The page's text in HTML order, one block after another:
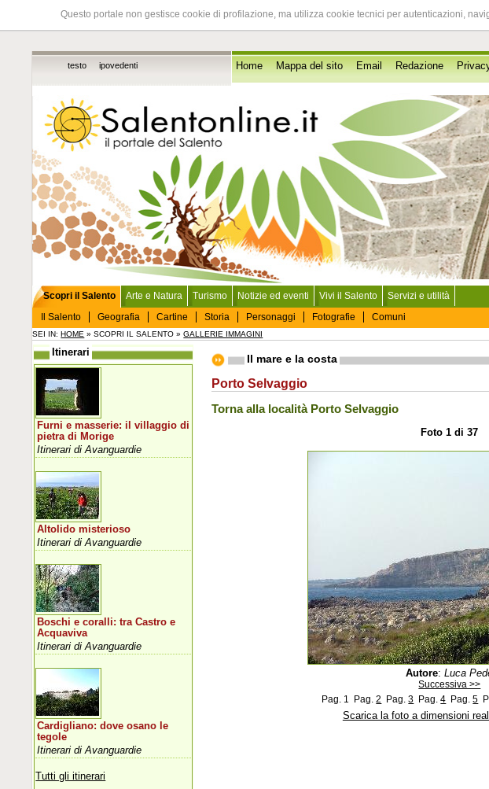
Questo portale non gestisce cookie di profilazione, ma utilizza cookie tecnici per autenticazioni,
testo ipovedenti Home Mappa del sito Email Redazione
Scopri il Salento
Il Salento
Geografia Cartine Storia Personaggi Fotografie Comuni
Arte e Natura Turismo Notizie ed eventi Vivi il Salento Servizi e utilità
SEI IN:HOME » SCOPRI IL SALENTO »GALLERIE IMMAGINI
Il mare e la costa
Porto Selvaggio
Torna alla località Porto Selvaggio
Foto 1 di 37
Autore:Luca
Successiva >>
Pag. 1 Pag.2 Pag.3 Pag.4 Pag.5
Scarica la foto a dimensioni
Itinerari
Furni e masserie: il villaggio di
pietra di Morige
Itinerari di Avanguardie
Altolido misterioso
Itinerari di Avanguardie
Boschi e coralli: tra Castro e
Acquaviva
Itinerari di Avanguardie
Cardigliano: dove osano le
tegole
Itinerari di Avanguardie
Tutti gli itinerari